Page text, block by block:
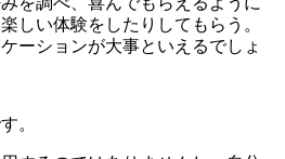
しい体験をしたりしてもらう。
ーションが大事といえるでしょ
。